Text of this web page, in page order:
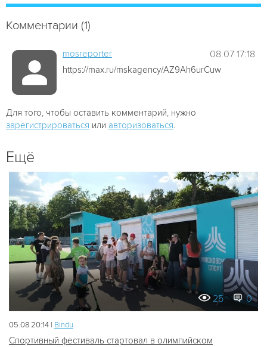
Комментарии (1)
mosreporter 08.07 17:18
https://max.ru/mskagency/AZ9Ah6urCuw
Для того, чтобы оставить комментарий, нужно
зарегистрироваться или авторизоваться
Ещё
25 0
05.08 20:14 | Bindu
Спортивный фестиваль стартовал в олимпийском